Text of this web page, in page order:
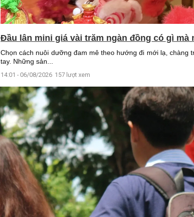
Đầu lân mini giá vài trăm ngàn đồng có gì mà
Chọn cách nuôi dưỡng đam mê theo hướng đi mới lạ, chàng
tay. Những sản...
14:01 - 06/08/2026 157 lượt xem